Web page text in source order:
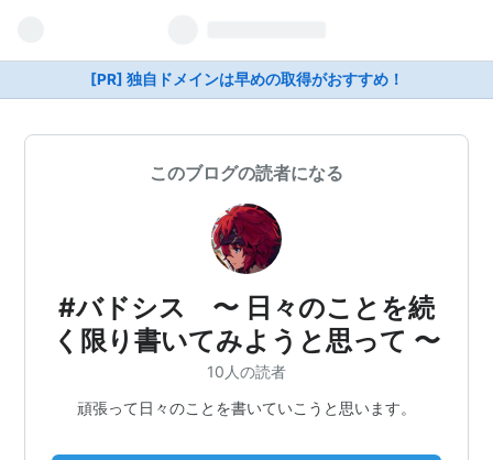
[PR] 独自ドメインは早めの取得がおすすめ！
このブログの読者になる
#バドシス 〜 日々のことを続
く限り書いてみようと思って 〜
10人の読者
頑張って日々のことを書いていこうと思います。